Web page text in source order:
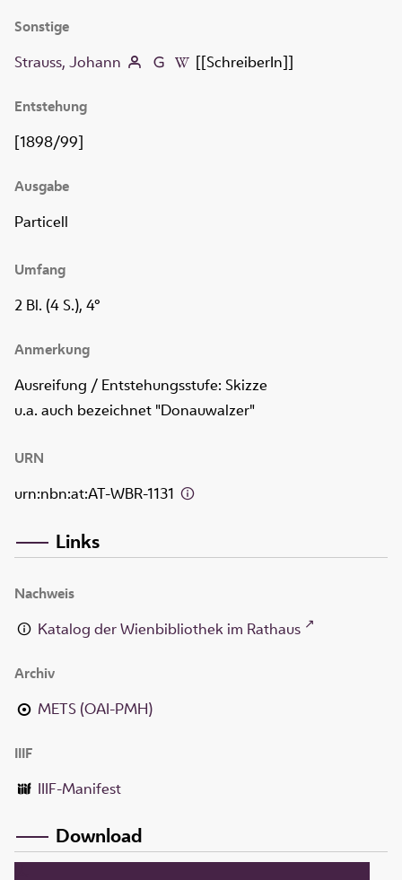
Sonstige
Strauss, Johann [[SchreiberIn]]
Entstehung
[1898/99]
Ausgabe
Particell
Umfang
2 Bl. (4 S.), 4°
Anmerkung
Ausreifung / Entstehungsstufe: Skizze
u.a. auch bezeichnet "Donauwalzer"
URN
urn:nbn:at:AT-WBR-1131
Links
Nachweis
Katalog der Wienbibliothek im Rathaus
Archiv
METS (OAI-PMH)
IIIF
IIIF-Manifest
Download